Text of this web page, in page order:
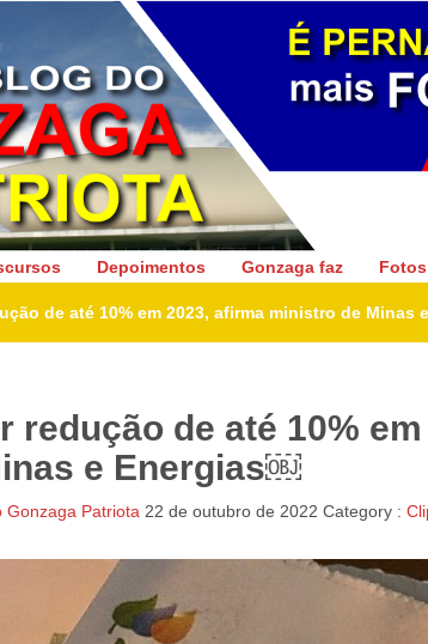
Gonzaga Patriota
Depoimentos Gonzaga faz Fotos
de até 10% em 2023, afirma ministro de Minas
redução de até 10% em
e Energias￼
Gonzaga Patriota 22 de outubro de 2022 Category :